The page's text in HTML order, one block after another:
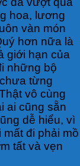
hoa, lương
vàn món
hơn nữa là
giới hạn của
những bộ
từng
vô cùng
ai cũng sẵn
dễ hiểu, vì
đi phải mồ
tất và vẹn